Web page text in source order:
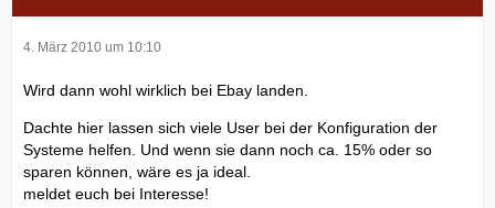
4. März 2010 um 10:10
Wird dann wohl wirklich bei Ebay landen.
Dachte hier lassen sich viele User bei der Konfiguration der
Systeme helfen. Und wenn sie dann noch ca. 15% oder so
sparen können, wäre es ja ideal.
meldet euch bei Interesse!